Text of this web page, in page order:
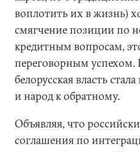
воплотить их в жизнь)
смягчение позиции по
кредитным вопросам,
переговорным успехом.
белорусская власть
и народ к обратному.
Объявляя, что
соглашения по